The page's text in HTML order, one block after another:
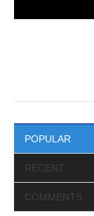
POPULAR
RECENT
COMMENTS